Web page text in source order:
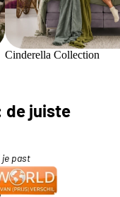
Cinderella Collection
de juiste
je past